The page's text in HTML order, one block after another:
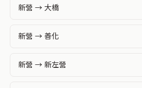
新營 → 大橋
新營 → 善化
新營 → 新左營